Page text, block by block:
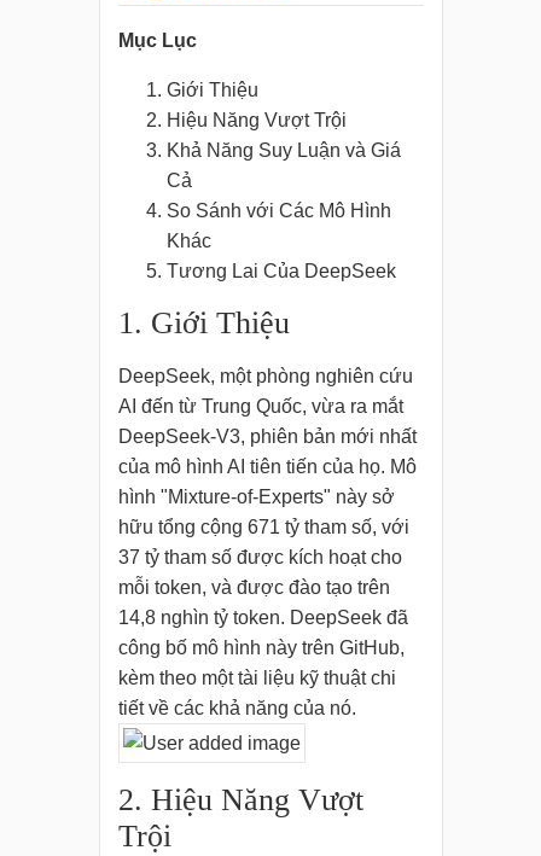
Mục Lục
Giới Thiệu
Hiệu Năng Vượt Trội
Khả Năng Suy Luận và Giá
Cả
So Sánh với Các Mô Hình
Khác
Tương Lai Của DeepSeek
1. Giới Thiệu
DeepSeek, một phòng nghiên cứu
AI đến từ Trung Quốc, vừa ra mắt
DeepSeek-V3, phiên bản mới nhất
của mô hình AI tiên tiến của họ. Mô
hình "Mixture-of-Experts" này sở
hữu tổng cộng 671 tỷ tham số, với
37 tỷ tham số được kích hoạt cho
mỗi token, và được đào tạo trên
14,8 nghìn tỷ token. DeepSeek đã
công bố mô hình này trên GitHub,
kèm theo một tài liệu kỹ thuật chi
tiết về các khả năng của nó.
2. Hiệu Năng Vượt
Trội